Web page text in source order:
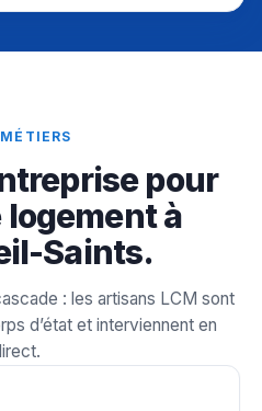
pour
à
Saints.
: les artisans LCM sont
d’état et interviennent en